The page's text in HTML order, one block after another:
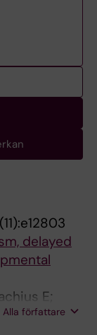
delayed
E;
P;
Alla författare